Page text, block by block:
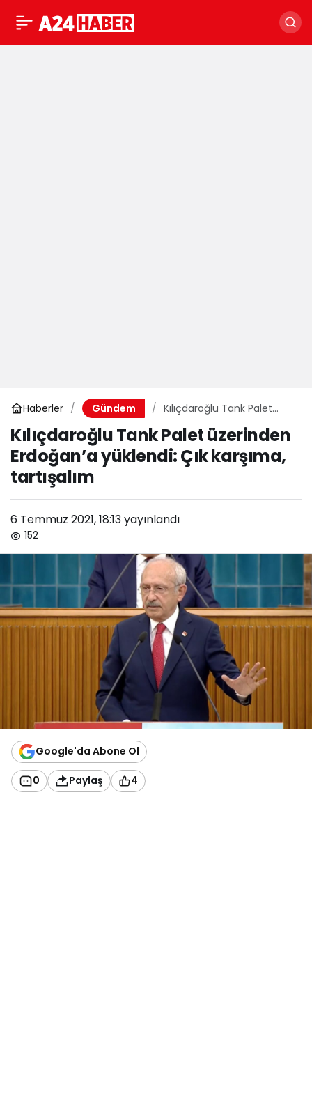
Haberler Gündem
Kılıçdaroğlu Tank Palet
yüklendi: Çık karşıma,
tartışalım
Kılıçdaroğlu Tank Palet üzerinden
Erdoğan’a yüklendi: Çık karşıma,
tartışalım
6 Temmuz 2021, 18:13yayınlandı
152
Google'da Abone Ol
0 Paylaş 4